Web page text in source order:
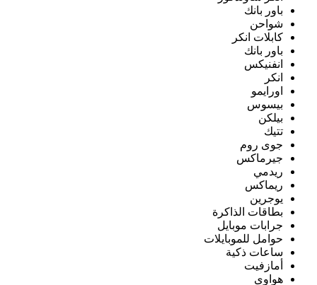
باور بانك
شواحن
كابلات انكر
باور بانك
انفنيكس
انكر
اورايمو
بيسوس
بيلكن
تتيك
جوى روم
جيرماكس
ريدمي
ريماكس
يوجرين
بطاقات الذاكرة
جرابات موبايل
حوامل للموبايلات
ساعات ذكية
أمازفيت
هواوى